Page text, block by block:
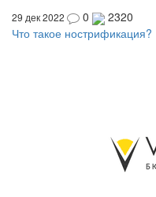
29 дек 2022 0
2320
Что такое нострификация?